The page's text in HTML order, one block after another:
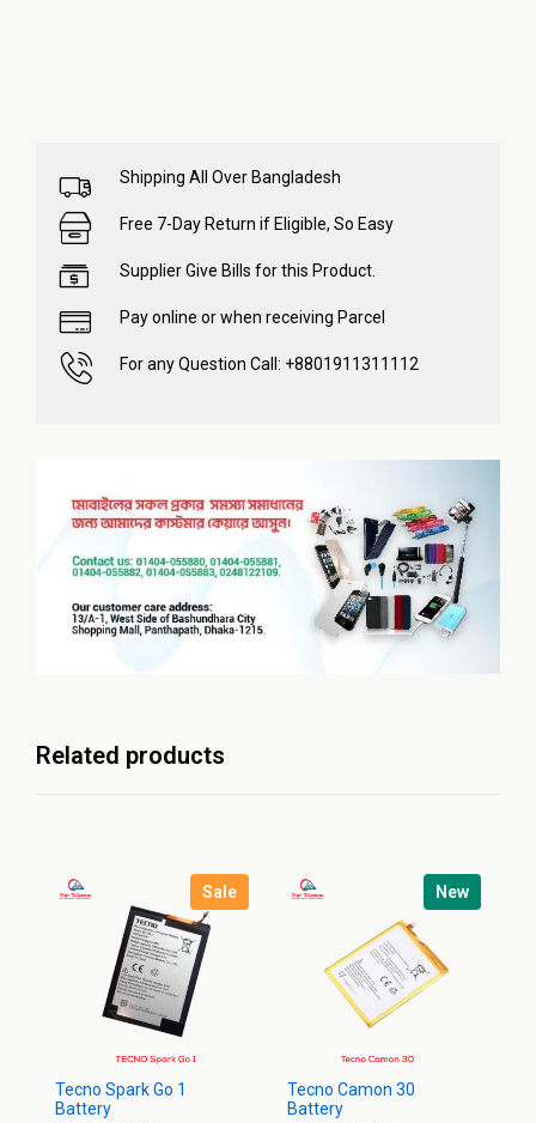
Shipping All Over Bangladesh
Free 7-Day Return if Eligible, So Easy
Supplier Give Bills for this Product.
Pay online or when receiving Parcel
For any Question Call: +8801911311112
Related products
Sale
Tecno Spark Go 1
Battery
New
Tecno Camon 30
Battery